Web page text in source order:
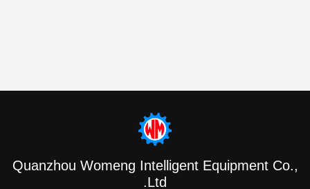
Quanzhou Womeng Intelligent Equipment Co.,
Ltd.